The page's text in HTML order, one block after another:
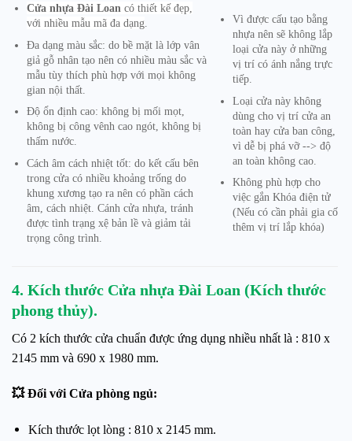
Cửa nhựa Đài Loan có thiết kế đẹp,
với nhiều mẫu mã đa dạng.
Đa dạng màu sắc: do bề mặt là lớp vân
giả gỗ nhân tạo nên có nhiều màu sắc và
mẫu tùy thích phù hợp với mọi không
gian nội thất.
Độ ổn định cao: không bị mối mọt,
không bị công vênh cao ngót, không bị
thấm nước.
Cách âm cách nhiệt tốt: do kết cấu bên
trong cửa có nhiều khoảng trống do
khung xương tạo ra nên có phần cách
âm, cách nhiệt. Cánh cửa nhựa, tránh
được tình trạng xệ bản lề và giảm tải
trọng công trình.
Vì được cấu tạo bằng
nhựa nên sẽ không lắp
loại cửa này ở những
vị trí có ánh nắng trực
tiếp.
Loại cửa này không
dùng cho vị trí cửa an
toàn hay cửa ban công,
vì dễ bị phá vỡ --> độ
an toàn không cao.
Không phù hợp cho
việc gắn Khóa điện tử
(Nếu có cần phải gia cố
thêm vị trí lắp khóa)
4. Kích thước Cửa nhựa Đài Loan (Kích thước
phong thủy).
Có 2 kích thước cửa chuẩn được ứng dụng nhiều nhất là : 810 x
2145 mm và 690 x 1980 mm.
💥 Đối với Cửa phòng ngủ:
Kích thước lọt lòng : 810 x 2145 mm.